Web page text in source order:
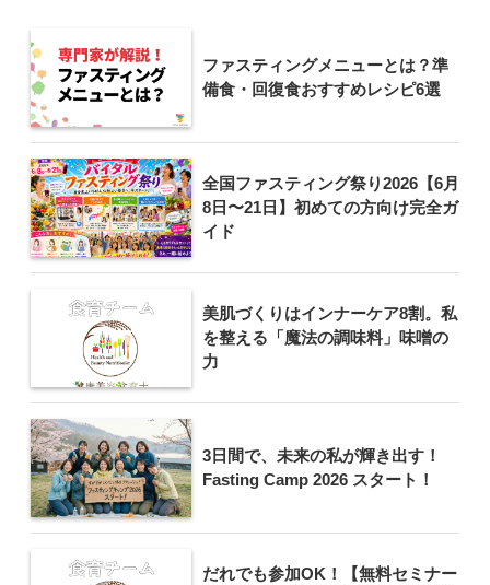
ファスティングメニューとは？準
備食・回復食おすすめレシピ6選
全国ファスティング祭り2026【6月
8日〜21日】初めての方向け完全ガ
イド
美肌づくりはインナーケア8割。私
を整える「魔法の調味料」味噌の
力
3日間で、未来の私が輝き出す！
Fasting Camp 2026 スタート！
だれでも参加OK！【無料セミナー